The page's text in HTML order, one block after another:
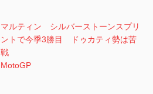
マルティン シルバーストーンスプリ
ントで今季3勝目 ドゥカティ勢は苦
戦
MotoGP